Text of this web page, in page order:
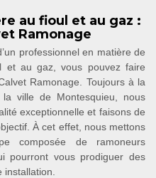
au fioul et au gaz :
Ramonage
professionnel en matière de
et au gaz, vous pouvez faire
Ramonage. Toujours à la
ville de Montesquieu, nous
exceptionnelle et faisons de
À cet effet, nous mettons
composée de ramoneurs
pourront vous prodiguer des